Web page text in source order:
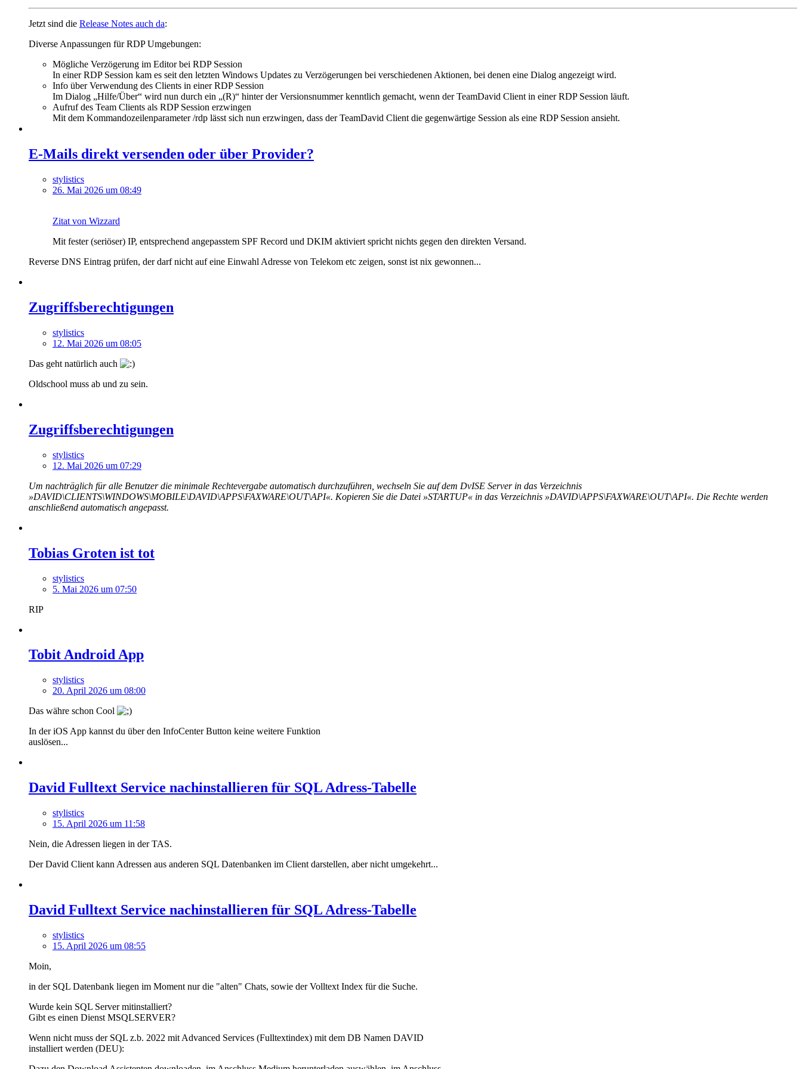
Jetzt sind die Release Notes auch da:
Diverse Anpassungen für RDP Umgebungen:
Mögliche Verzögerung im Editor bei RDP Session
In einer RDP Session kam es seit den letzten Windows Updates zu Verzögerungen bei verschiedenen Aktionen, bei denen eine Dialog angezeigt wird.
Info über Verwendung des Clients in einer RDP Session
Im Dialog „Hilfe/Über“ wird nun durch ein „(R)“ hinter der Versionsnummer kenntlich gemacht, wenn der TeamDavid Client in einer RDP Session läuft.
Aufruf des Team Clients als RDP Session erzwingen
Mit dem Kommandozeilenparameter /rdp lässt sich nun erzwingen, dass der TeamDavid Client die gegenwärtige Session als eine RDP Session ansieht.
E-Mails direkt versenden oder über Provider?
stylistics
26. Mai 2026 um 08:49
Zitat von Wizzard
Mit fester (seriöser) IP, entsprechend angepasstem SPF Record und DKIM aktiviert spricht nichts gegen den direkten Versand.
Reverse DNS Eintrag prüfen, der darf nicht auf eine Einwahl Adresse von Telekom etc zeigen, sonst ist nix gewonnen...
Zugriffsberechtigungen
stylistics
12. Mai 2026 um 08:05
Das geht natürlich auch
Oldschool muss ab und zu sein.
Zugriffsberechtigungen
stylistics
12. Mai 2026 um 07:29
Um nachträglich für alle Benutzer die minimale Rechtevergabe automatisch durchzuführen, wechseln Sie auf dem DvISE Server in das Verzeichnis
»DAVID\CLIENTS\WINDOWS\MOBILE\DAVID\APPS\FAXWARE\OUT\API«. Kopieren Sie die Datei »STARTUP« in das Verzeichnis »DAVID\APPS\FAXWARE\OUT\API«. Die Rechte werden
anschließend automatisch angepasst.
Tobias Groten ist tot
stylistics
5. Mai 2026 um 07:50
RIP
Tobit Android App
stylistics
20. April 2026 um 08:00
Das währe schon Cool
In der iOS App kannst du über den InfoCenter Button keine weitere Funktion
auslösen...
David Fulltext Service nachinstallieren für SQL Adress-Tabelle
stylistics
15. April 2026 um 11:58
Nein, die Adressen liegen in der TAS.
Der David Client kann Adressen aus anderen SQL Datenbanken im Client darstellen, aber nicht umgekehrt...
David Fulltext Service nachinstallieren für SQL Adress-Tabelle
stylistics
15. April 2026 um 08:55
Moin,
in der SQL Datenbank liegen im Moment nur die "alten" Chats, sowie der Volltext Index für die Suche.
Wurde kein SQL Server mitinstalliert?
Gibt es einen Dienst MSQLSERVER?
Wenn nicht muss der SQL z.b. 2022 mit Advanced Services (Fulltextindex) mit dem DB Namen DAVID
installiert werden (DEU):